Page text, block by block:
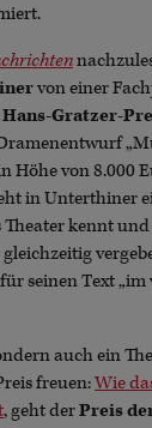
von einer
Hans-Gratzer-
Höhe von 8.000
in Unterthiner
kennt
gleichzeitig
für seinen Text
auch ein
freuen:Wie
, geht derPreis